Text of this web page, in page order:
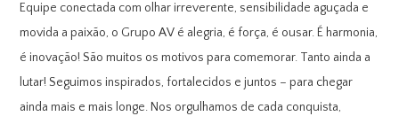
Equipe conectada com olhar irreverente, sensibilidade aguçada e
movida a paixão, o Grupo AV é alegria, é força, é ousar. É harmonia,
é inovação! São muitos os motivos para comemorar. Tanto ainda a
lutar! Seguimos inspirados, fortalecidos e juntos – para chegar
ainda mais e mais longe. Nos orgulhamos de cada conquista,